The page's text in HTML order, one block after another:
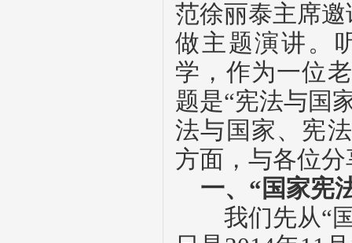
范徐丽泰主席
做主题演讲。
学，作为一位
题是“宪法与国
法与国家、宪
方面，与各位
一、“国家宪
我们先从“国